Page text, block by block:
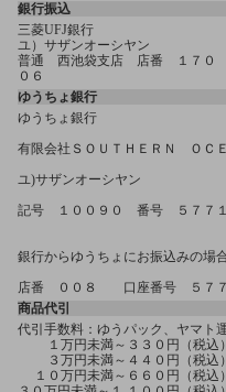
銀行振込
三菱UFJ銀行
ユ）サザンオーシヤン
普通 西池袋支店 店番 １７０
０６
ゆうちょ銀行
ゆうちょ銀行
有限会社ＳＯＵＴＨＥＲＮ ＯＣ
ユ)サザンオーシヤン
記号 １００９０ 番号 ５７７
銀行からゆうちょにお振込みの場
店番 ００８ 口座番号 ５７７
商品代引
代引手数料：ゆうパック、ヤマ
１万円未満～３３０円（税込
３万円未満～４４０円（税込
１０万円未満～６６０円（税込